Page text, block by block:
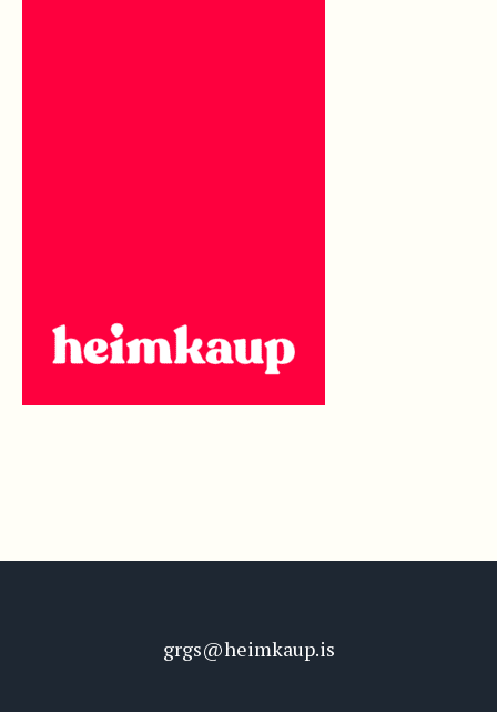
grgs@heimkaup.is